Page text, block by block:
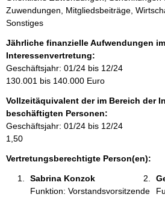
n
f
o
r
m
a
t
o
n
e
n
:
Zuwendungen, Mitgliedsbeiträge,
Sonstiges
Jährliche finanzielle Aufwendungen
Interessenvertretung:
Geschäftsjahr: 01/24 bis 12/24
130.001 bis 140.000 Euro
Vollzeitäquivalent der im Bereich der
beschäftigten Personen:
Geschäftsjahr: 01/24 bis 12/24
1,50
Vertretungsberechtigte Person(en):
Sabrina Konzok
Funktion: Vorstandsvorsitzende